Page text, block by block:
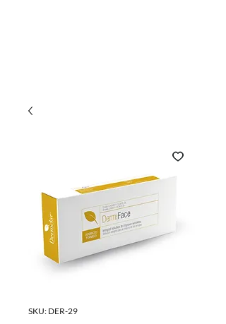
SKU: DER-29